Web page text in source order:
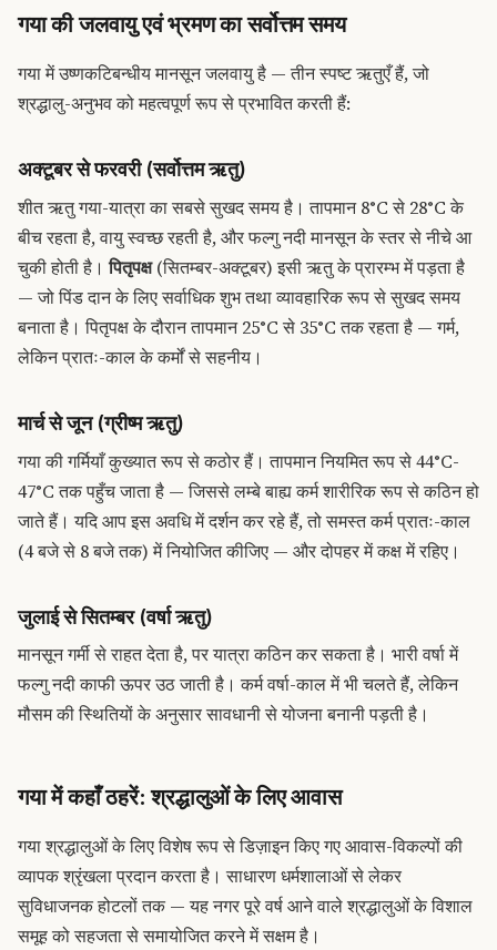
गया की जलवायु एवं भ्रमण का सर्वोत्तम समय
गया में उष्णकटिबन्धीय मानसून जलवायु है — तीन स्पष्ट ऋतुएँ हैं, जो
श्रद्धालु-अनुभव को महत्वपूर्ण रूप से प्रभावित करती हैं:
अक्टूबर से फरवरी (सर्वोत्तम ऋतु)
शीत ऋतु गया-यात्रा का सबसे सुखद समय है। तापमान 8°C से 28°C के
बीच रहता है, वायु स्वच्छ रहती है, और फल्गु नदी मानसून के स्तर से नीचे आ
चुकी होती है।पितृपक्ष(सितम्बर-अक्टूबर) इसी ऋतु के प्रारम्भ में पड़ता है
— जो पिंड दान के लिए सर्वाधिक शुभ तथा व्यावहारिक रूप से सुखद समय
बनाता है। पितृपक्ष के दौरान तापमान 25°C से 35°C तक रहता है — गर्म,
लेकिन प्रातः-काल के कर्मों से सहनीय।
मार्च से जून (ग्रीष्म ऋतु)
गया की गर्मियाँ कुख्यात रूप से कठोर हैं। तापमान नियमित रूप से 44°C-
47°C तक पहुँच जाता है — जिससे लम्बे बाह्य कर्म शारीरिक रूप से कठिन हो
जाते हैं। यदि आप इस अवधि में दर्शन कर रहे हैं, तो समस्त कर्म प्रातः-काल
(4 बजे से 8 बजे तक) में नियोजित कीजिए — और दोपहर में कक्ष में रहिए।
जुलाई से सितम्बर (वर्षा ऋतु)
मानसून गर्मी से राहत देता है, पर यात्रा कठिन कर सकता है। भारी वर्षा में
फल्गु नदी काफी ऊपर उठ जाती है। कर्म वर्षा-काल में भी चलते हैं, लेकिन
मौसम की स्थितियों के अनुसार सावधानी से योजना बनानी पड़ती है।
गया में कहाँ ठहरें: श्रद्धालुओं के लिए आवास
गया श्रद्धालुओं के लिए विशेष रूप से डिज़ाइन किए गए आवास-विकल्पों की
व्यापक श्रृंखला प्रदान करता है। साधारण धर्मशालाओं से लेकर
सुविधाजनक होटलों तक — यह नगर पूरे वर्ष आने वाले श्रद्धालुओं के विशाल
समूह को सहजता से समायोजित करने में सक्षम है।